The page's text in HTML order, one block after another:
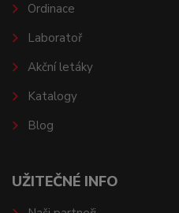
Ordinace
Laboratoř
Akční letáky
Katalogy
Blog
UŽITEČNÉ INFO